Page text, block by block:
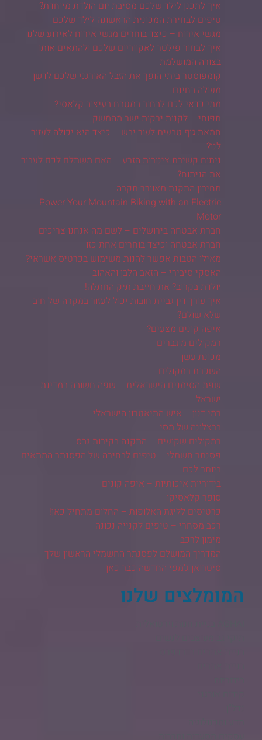
איך לתכנן לילד שלכם מסיבת יום הולדת מיוחדת?
טיפים לבחירת המכונית הראשונה לילד שלכם
מגשי אירוח – כיצד בוחרים מגשי אירוח לאירוע שלנו
איך לבחור פילטר לאקווריום שלכם ולהתאים אותו
בצורה המושלמת
קומפוסטר ביתי הופך את הזבל האורגני שלכם לדשן
מעולה בחינם
מתי כדאי לכם לבחור במטבח בעיצוב קלאסי?
תפוחי – לקנות ירקות ישר מהמשק
חמאת גוף טבעית לעור יבש – כיצד היא יכולה לעזור
לנו?
ניתוח קשירת צינורות הזרע – האם משתלם לכם לעבור
את הניתוח?
מחירון התקנת מאוורר תקרה
Power Your Mountain Biking with an Electric
Motor
חברת אבטחה בירושלים – לשם מה אנחנו צריכים
חברת אבטחה וכיצד בוחרים אחת כזו
מאילו הטבות אפשר להנות משימוש בכרטיס אשראי?
האסקי סיבירי – הזאב הלבן והאהוב
יולדת בקרוב? את חייבת תיק החתלה!
איך עורך דין גביית חובות יכול לעזור במקרה של חוב
שלא שולם?
איפה קונים מצעים?
רמקולים מוגברים
מכונת עשן
השכרת רמקולים
שפת הסימנים הישראלית – שפה חשובה במדינת
ישראל
רמי דנון – איש התיאטרון הישראלי
ברצלונה של מסי
רמקולים שקועים – התקנה בקירות גבס
פסנתר חשמלי – טיפים לבחירה של הפסנתר המתאים
ביותר לכם
בידוריות איכותיות – איפה קונים
סופר קלאסיקו
כרטיסים לליגת האלופות – החלום מתחיל כאן!
רכב מסחרי – טיפים לקנייה נכונה
מימון לרכב
המדריך המושלם לפסנתר החשמלי הראשון שלך
סיטרואן ג'מפי החדשה כבר כאן
המומלצים שלנו